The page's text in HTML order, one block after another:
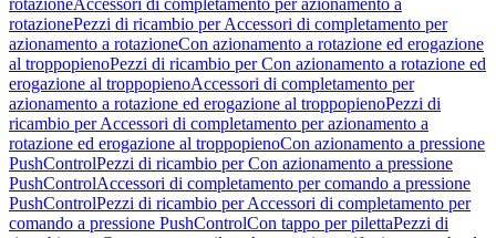
rotazioneAccessori di completamento per azionamento a
rotazionePezzi di ricambio per Accessori di completamento per
azionamento a rotazioneCon azionamento a rotazione ed erogazione
al troppopienoPezzi di ricambio per Con azionamento a rotazione ed
erogazione al troppopienoAccessori di completamento per
azionamento a rotazione ed erogazione al troppopienoPezzi di
ricambio per Accessori di completamento per azionamento a
rotazione ed erogazione al troppopienoCon azionamento a pressione
PushControlPezzi di ricambio per Con azionamento a pressione
PushControlAccessori di completamento per comando a pressione
PushControlPezzi di ricambio per Accessori di completamento per
comando a pressione PushControlCon tappo per pilettaPezzi di